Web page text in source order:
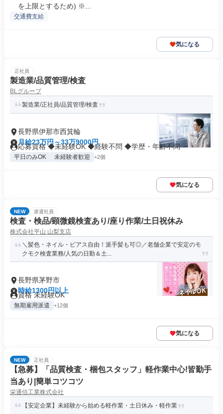
を上限とするため) ※...
交通費支給
気になる
正社員
製造業/品質管理/検査
BLグループ
製造業/正社員/品質管理/検査
長野県伊那市西箕輪
月給23万円～33万9000円
応募資格 ◆未経験OK ◆経験不問 ◆学歴・年齢不問
平日のみOK 未経験者歓迎 +2個
気になる
NEW 派遣社員
検査・検品/顕微鏡検査あり/座り作業/土日祝休み
株式会社平山 山梨支店
＼髪色・ネイル・ピアス自由！派手髪も可◎／老舗企業で安定のモ
クモク検査業務/人気の日勤＆土...
長野県茅野市
時給1300円以上
資格 未経験OK
無期雇用派遣 +12個
気になる
NEW 正社員
【急募】「品質検査・梱包スタッフ」軽作業中心!皆勤手
当あり|簡単コツコツ
栄通信工業株式会社
【安定企業】未経験から始める軽作業・土日休み・軽作業